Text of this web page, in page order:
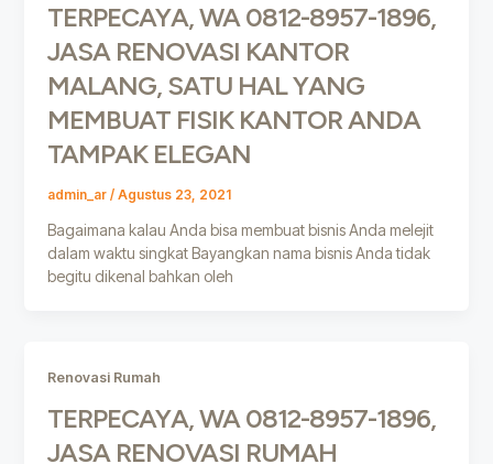
TERPECAYA, WA 0812-8957-1896,
JASA RENOVASI KANTOR
MALANG, SATU HAL YANG
MEMBUAT FISIK KANTOR ANDA
TAMPAK ELEGAN
admin_ar / Agustus 23, 2021
Bagaimana kalau Anda bisa membuat bisnis Anda melejit
dalam waktu singkat Bayangkan nama bisnis Anda tidak
begitu dikenal bahkan oleh
Renovasi Rumah
TERPECAYA, WA 0812-8957-1896,
JASA RENOVASI RUMAH